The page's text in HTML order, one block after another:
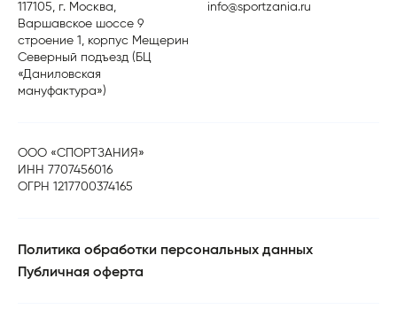
117105, г. Москва,
Варшавское шоссе 9
строение 1, корпус Мещерин
Северный подъезд (БЦ
«Даниловская
мануфактура»)
info@sportzania.ru
ООО «СПОРТЗАНИЯ»
ИНН 7707456016
ОГРН 1217700374165
Политика обработки персональных данных
Публичная оферта